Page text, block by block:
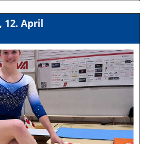
12. April